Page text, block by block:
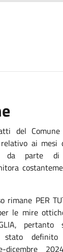
del
ai mesi
da parte di
rimane PER
le mire
definito
dicembre